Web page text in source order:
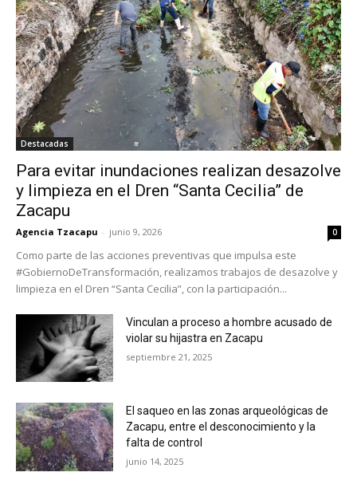
Destacadas
Para evitar inundaciones realizan desazolve
y limpieza en el Dren “Santa Cecilia” de
Zacapu
Agencia Tzacapu - junio 9, 2026 0
Como parte de las acciones preventivas que impulsa este
#GobiernoDeTransformación, realizamos trabajos de desazolve y
limpieza en el Dren “Santa Cecilia”, con la participación...
Vinculan a proceso a hombre acusado de
violar su hijastra en Zacapu
septiembre 21, 2025
El saqueo en las zonas arqueológicas de
Zacapu, entre el desconocimiento y la
falta de control
junio 14, 2025